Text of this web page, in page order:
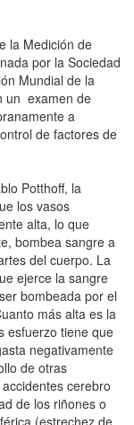
la Medición de
por la Sociedad
Mundial de la
un examen de
a
de factores de
Potthoff, la
los vasos
alta, lo que
bombea sangre a
del cuerpo. La
ejerce la sangre
bombeada por el
más alta es la
esfuerzo tiene que
negativamente
de otras
cerebro
de los riñones o
(estrechez de